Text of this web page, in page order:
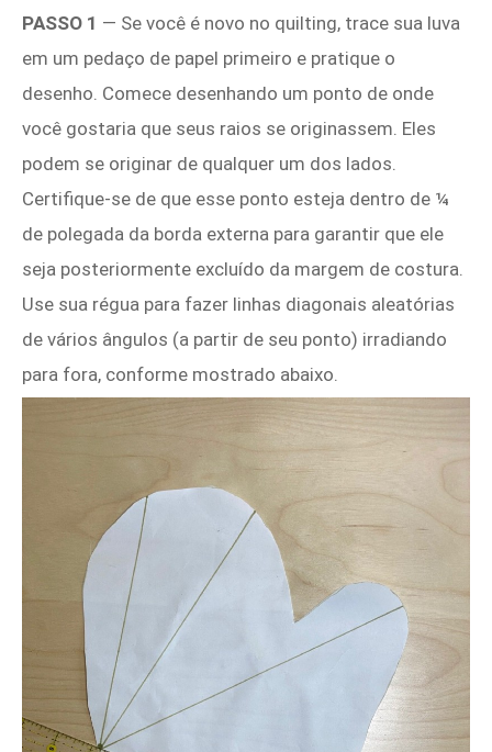
PASSO 1 — Se você é novo no quilting, trace sua luva
em um pedaço de papel primeiro e pratique o
desenho. Comece desenhando um ponto de onde
você gostaria que seus raios se originassem. Eles
podem se originar de qualquer um dos lados.
Certifique-se de que esse ponto esteja dentro de ¼
de polegada da borda externa para garantir que ele
seja posteriormente excluído da margem de costura.
Use sua régua para fazer linhas diagonais aleatórias
de vários ângulos (a partir de seu ponto) irradiando
para fora, conforme mostrado abaixo.